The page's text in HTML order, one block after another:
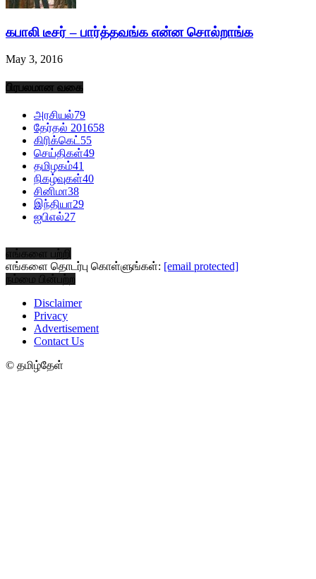
கபாலி டீசர் – பார்த்தவங்க என்ன சொல்றாங்க
May 3, 2016
பிரபலமான வகை
அரசியல்79
தேர்தல் 201658
கிரிக்கெட் 55
செய்திகள்49
தமிழகம்41
நிகழ்வுகள்40
சினிமா38
இந்தியா29
ஐபிஎல்27
எங்களை பற்றி
எங்களை தொடர்பு கொள்ளுங்கள்: [email protected]
நம்மை பின்பற்ற
Disclaimer
Privacy
Advertisement
Contact Us
© தமிழ்தேள்